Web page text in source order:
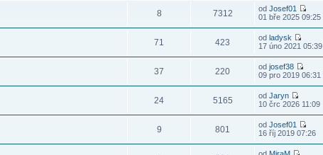
8 7312 od Josef01
01 bře 2025 09:25
71 423 od ladysk
17 úno 2021 05:39
37 220 od josef38
09 pro 2019 06:31
24 5165 od Jaryn
10 črc 2026 11:09
9 801 od Josef01
16 říj 2019 07:26
od MiraM